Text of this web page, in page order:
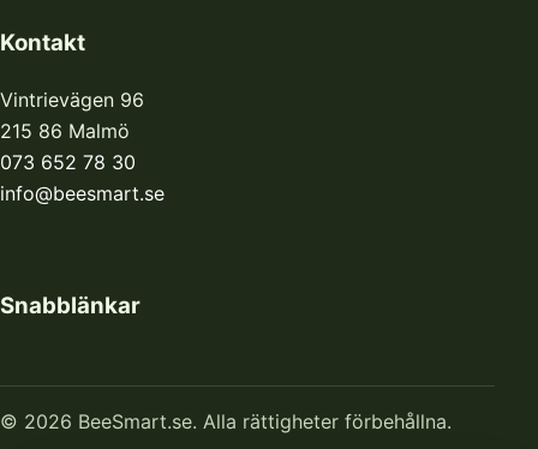
Kontakt
Vintrievägen 96
215 86 Malmö
073 652 78 30
info@beesmart.se
Snabblänkar
© 2026 BeeSmart.se. Alla rättigheter förbehållna.